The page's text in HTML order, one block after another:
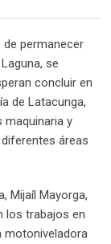
permanecer
se
concluir en
de Latacunga,
maquinaria y
áreas
Mijaíl Mayorga,
los trabajos en
motoniveladora